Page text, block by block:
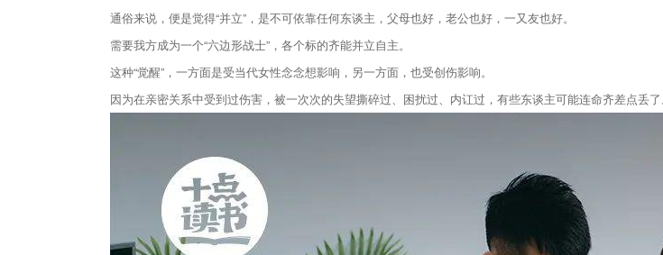
通俗来说，便是觉得“并立”，是不可依靠任何东谈主，父母也好，老公也好，一又友也好。
需要我方成为一个“六边形战士”，各个标的齐能并立自主。
这种“觉醒”，一方面是受当代女性念念想影响，另一方面，也受创伤影响。
因为在亲密关系中受到过伤害，被一次次的失望撕碎过、困扰过、内讧过，有些东谈主可能连命齐差点丢了